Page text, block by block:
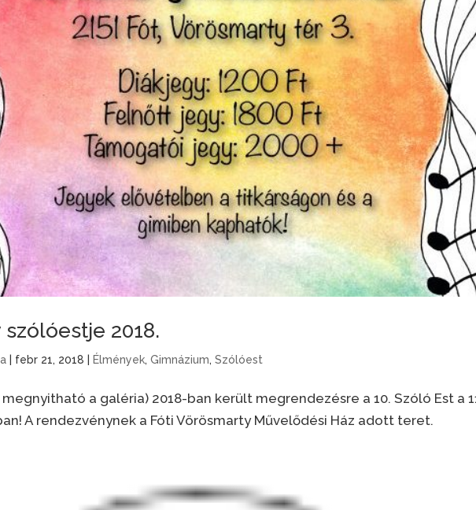
szólóestje 2018.
| febr 21, 2018 Élmények, Gimnázium, Szólóest
a galéria) 2018-ban került megrendezésre a 10. Szóló Est a
A rendezvénynek a Fóti Vörösmarty Művelődési Ház adott teret.